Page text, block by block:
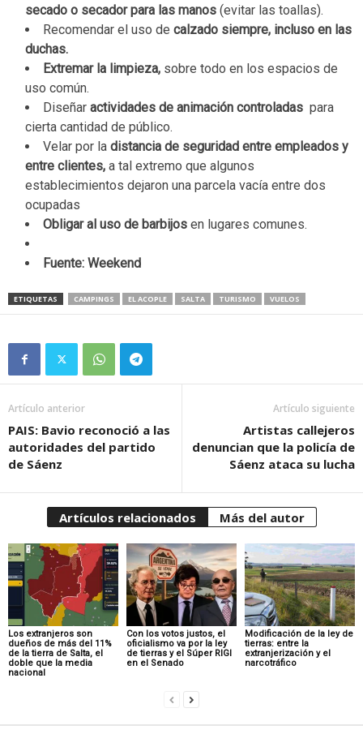
secado o secador para las manos (evitar las toallas).
Recomendar el uso de calzado siempre, incluso en las
duchas.
Extremar la limpieza, sobre todo en los espacios de
uso común.
Diseñar actividades de animación controladas para
cierta cantidad de público.
Velar por la distancia de seguridad entre empleados y
entre clientes, a tal extremo que algunos
establecimientos dejaron una parcela vacía entre dos
ocupadas
Obligar al uso de barbijos en lugares comunes.
Fuente: Weekend
ETIQUETAS CAMPINGS EL ACOPLE SALTA TURISMO VUELOS
Artículo anterior
PAIS: Bavio reconoció a las
autoridades del partido
de Sáenz
Artículo siguiente
Artistas callejeros
denuncian que la policía de
Sáenz ataca su lucha
Artículos relacionados Más del autor
Los extranjeros son
dueños de más del 11%
de la tierra de Salta, el
doble que la media
nacional
Con los votos justos, el
oficialismo va por la ley
de tierras y el Súper RIGI
en el Senado
Modificación de la ley de
tierras: entre la
extranjerización y el
narcotráfico